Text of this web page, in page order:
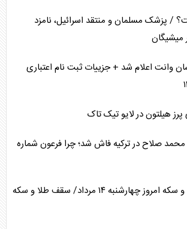
/ پزشک مسلمان و منتقد اسرائیل، نامزد
میشیگان
وانت اعلام شد + جزییات ثبت نام اعتباری
هیلتون در لایو تیک تاک
محمد صلاح در ترکیه فاش شد؛ چرا فرعون شماره
آخرین قیمت طلا و سکه امروز چهارشنبه ۱۴ مرداد/ سقف طلا و سکه